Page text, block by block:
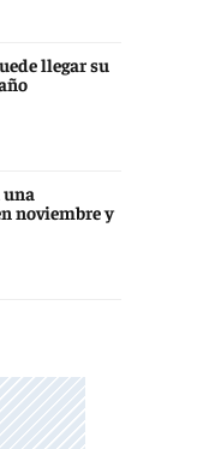
llegar su
noviembre y